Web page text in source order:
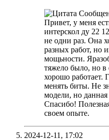
Привет, у меня
интерскол ду 22
не одни раз. Она
разных работ, но
мощьности.
тяжело было, но в
хорошо работает.
менять биты. Не
модели, но
Спасибо!
своем опыте.
2024-12-11, 17:02